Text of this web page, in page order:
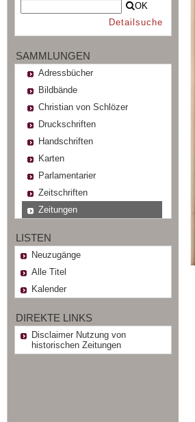
OK
Detailsuche
SAMMLUNGEN
Adressbücher
Bildbände
Christian von Schlözer
Druckschriften
Handschriften
Karten
Parlamentarier
Zeitschriften
Zeitungen
LISTEN
Neuzugänge
Alle Titel
Kalender
DIREKTE LINKS
Disclaimer Nutzung von
historischen Zeitungen